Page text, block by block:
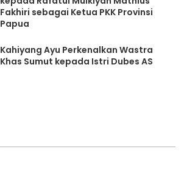
Fakhiri sebagai Ketua PKK Provinsi
Papua
Kahiyang Ayu Perkenalkan Wastra
Khas Sumut kepada Istri Dubes AS